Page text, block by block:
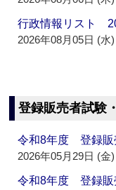
行政情報リスト
2026年08月05日 (水)
登録販売者試験
令和8年度 登録
2026年05月29日 (金)
令和8年度 登録